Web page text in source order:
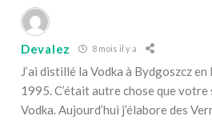
Devalez 8 mois il y a
J’ai distillé la Vodka à Bydgoszcz
1995. C’était autre chose que
Vodka. Aujourd’hui j’élabore des